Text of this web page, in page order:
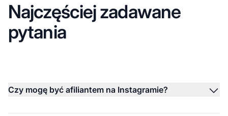
Najczęściej zadawane
pytania
Czy mogę być afiliantem na Instagramie?